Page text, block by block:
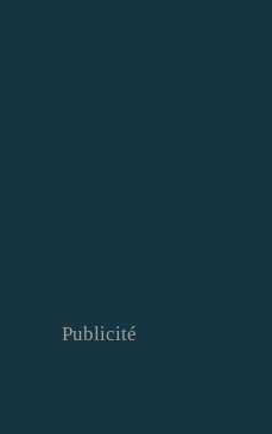
Publicité